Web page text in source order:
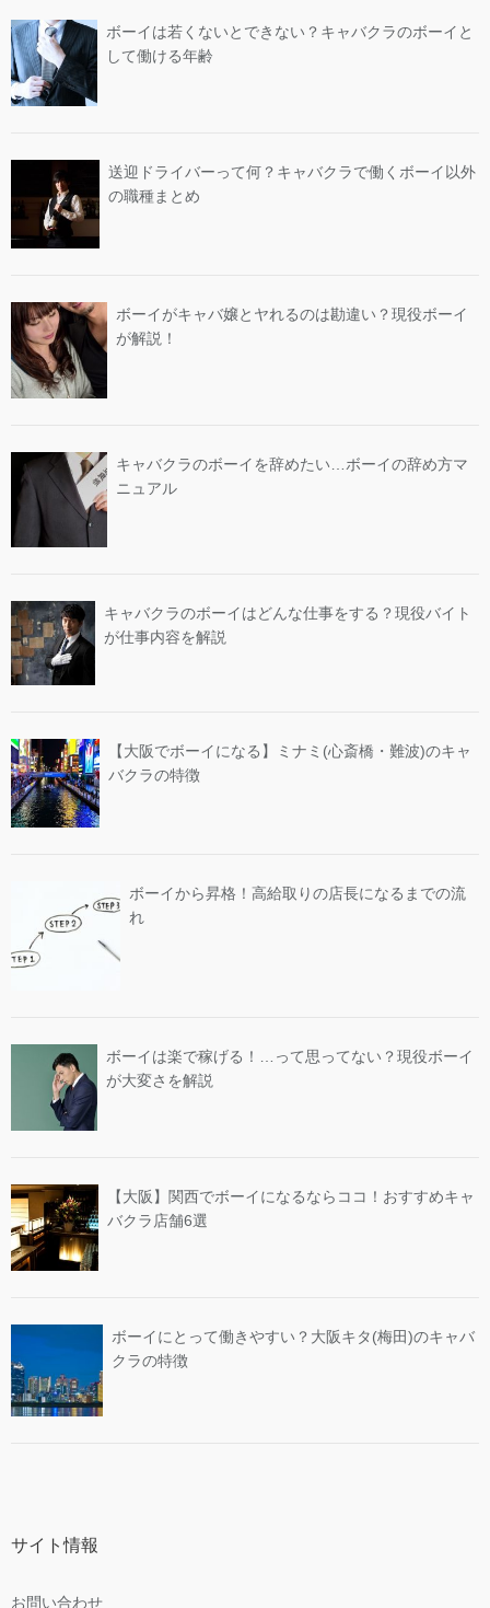
ボーイは若くないとできない？キャバクラのボーイと
して働ける年齢
送迎ドライバーって何？キャバクラで働くボーイ以外
の職種まとめ
ボーイがキャバ嬢とヤれるのは勘違い？現役ボーイ
が解説！
キャバクラのボーイを辞めたい…ボーイの辞め方マ
ニュアル
キャバクラのボーイはどんな仕事をする？現役バイト
が仕事内容を解説
【大阪でボーイになる】ミナミ(心斎橋・難波)のキャ
バクラの特徴
ボーイから昇格！高給取りの店長になるまでの流
れ
ボーイは楽で稼げる！…って思ってない？現役ボーイ
が大変さを解説
【大阪】関西でボーイになるならココ！おすすめキャ
バクラ店舗6選
ボーイにとって働きやすい？大阪キタ(梅田)のキャバ
クラの特徴
サイト情報
お問い合わせ